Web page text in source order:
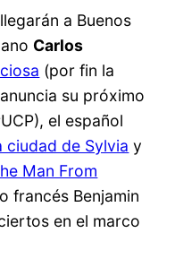
a Buenos
Carlos
(por fin la
su próximo
el español
ciudad de Sylvia y
Man From
francés Benjamin
en el marco